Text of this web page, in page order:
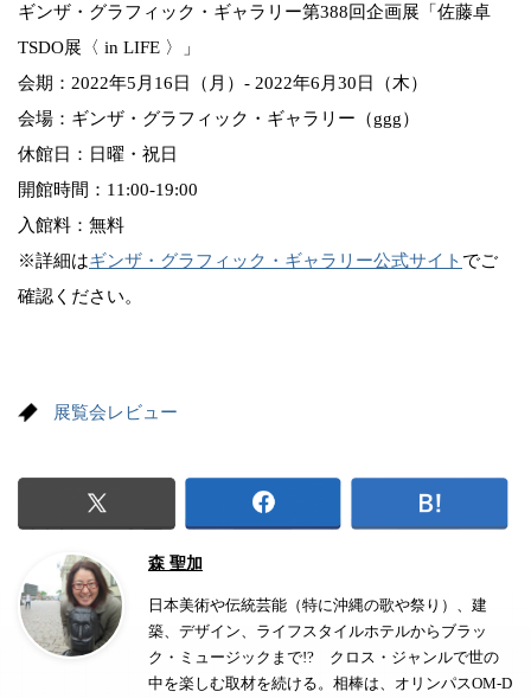
ギンザ・グラフィック・ギャラリー第388回企画展「佐藤卓
TSDO展〈 in LIFE 〉」
会期：2022年5月16日（月）- 2022年6月30日（木）
会場：ギンザ・グラフィック・ギャラリー（ggg）
休館日：日曜・祝日
開館時間：11:00-19:00
入館料：無料
※詳細はギンザ・グラフィック・ギャラリー公式サイト でご
確認ください。
展覧会レビュー
森 聖加
日本美術や伝統芸能（特に沖縄の歌や祭り）、建
築、デザイン、ライフスタイルホテルからブラッ
ク・ミュージックまで!? クロス・ジャンルで世の
中を楽しむ取材を続ける。相棒は、オリンパスOM-D